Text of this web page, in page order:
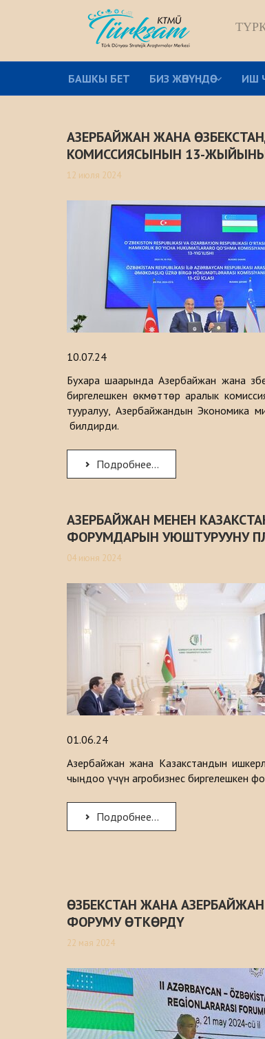
БАШКЫ БЕТ БИЗ ЖѲНҮНДѲ ИШ
АЗЕРБАЙЖАН ЖАНА
КОМИССИЯСЫНЫН 13-
12 июля 2024
10.07.24
Бухара шаарында Азербайжан жана
биргелешкен өкмөттөр аралык
тууралуу, Азербайжандын Экономика
билдирди.
Подробнее...
АЗЕРБАЙЖАН МЕНЕН
ФОРУМДАРЫН УЮШТУРУУНУ
04 июня 2024
01.06.24
Азербайжан жана Казакстандын
чыңдоо үчүн агробизнес биргелешкен
Подробнее...
ӨЗБЕКСТАН ЖАНА
ФОРУМУ ӨТКӨРДҮ
22 мая 2024